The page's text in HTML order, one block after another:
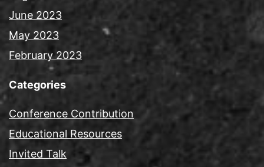
June 2023
May 2023
February 2023
Categories
Conference Contribution
Educational Resources
Invited Talk